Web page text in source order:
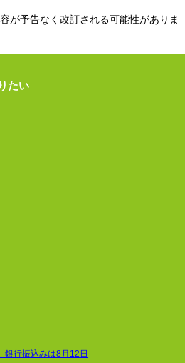
が予告なく改訂される可能性がありま
たい
行振込みは8月12日